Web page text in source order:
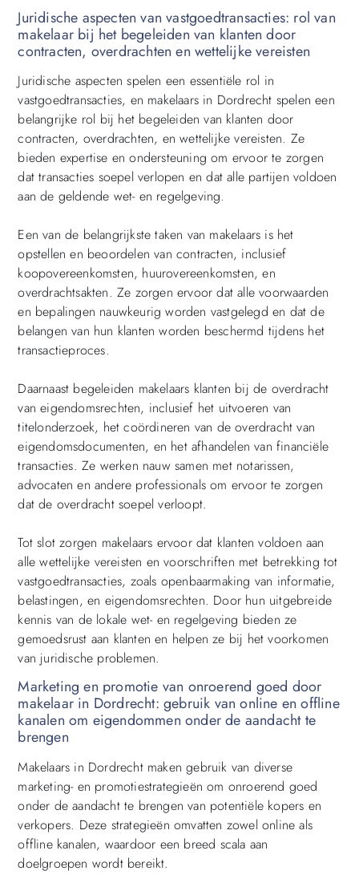
Juridische aspecten van vastgoedtransacties: rol van
makelaar bij het begeleiden van klanten door
contracten, overdrachten en wettelijke vereisten
Juridische aspecten spelen een essentiële rol in
vastgoedtransacties, en makelaars in Dordrecht spelen een
belangrijke rol bij het begeleiden van klanten door
contracten, overdrachten, en wettelijke vereisten. Ze
bieden expertise en ondersteuning om ervoor te zorgen
dat transacties soepel verlopen en dat alle partijen voldoen
aan de geldende wet- en regelgeving.
Een van de belangrijkste taken van makelaars is het
opstellen en beoordelen van contracten, inclusief
koopovereenkomsten, huurovereenkomsten, en
overdrachtsakten. Ze zorgen ervoor dat alle voorwaarden
en bepalingen nauwkeurig worden vastgelegd en dat de
belangen van hun klanten worden beschermd tijdens het
transactieproces.
Daarnaast begeleiden makelaars klanten bij de overdracht
van eigendomsrechten, inclusief het uitvoeren van
titelonderzoek, het coördineren van de overdracht van
eigendomsdocumenten, en het afhandelen van financiële
transacties. Ze werken nauw samen met notarissen,
advocaten en andere professionals om ervoor te zorgen
dat de overdracht soepel verloopt.
Tot slot zorgen makelaars ervoor dat klanten voldoen aan
alle wettelijke vereisten en voorschriften met betrekking tot
vastgoedtransacties, zoals openbaarmaking van informatie,
belastingen, en eigendomsrechten. Door hun uitgebreide
kennis van de lokale wet- en regelgeving bieden ze
gemoedsrust aan klanten en helpen ze bij het voorkomen
van juridische problemen.
Marketing en promotie van onroerend goed door
makelaar in Dordrecht: gebruik van online en offline
kanalen om eigendommen onder de aandacht te
brengen
Makelaars in Dordrecht maken gebruik van diverse
marketing- en promotiestrategieën om onroerend goed
onder de aandacht te brengen van potentiële kopers en
verkopers. Deze strategieën omvatten zowel online als
offline kanalen, waardoor een breed scala aan
doelgroepen wordt bereikt.